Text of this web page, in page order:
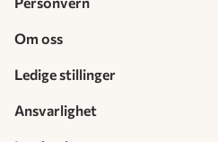
Om oss
Ledige stillinger
Ansvarlighet